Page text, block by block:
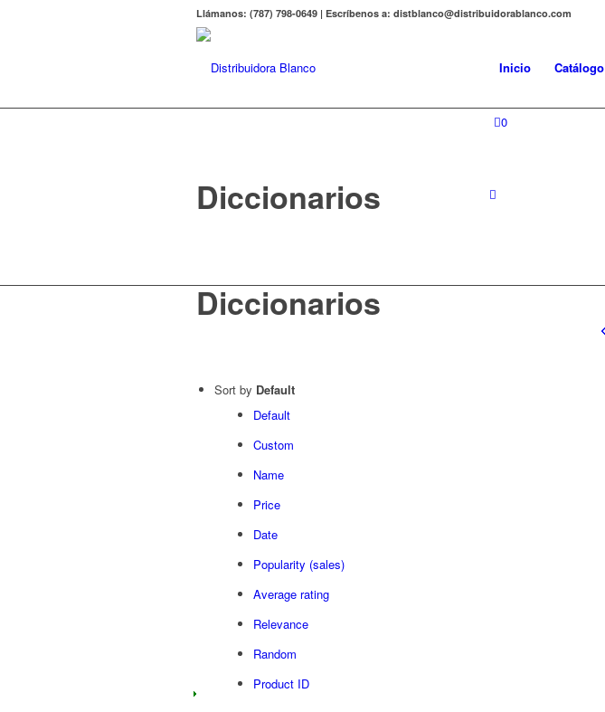
Llámanos: (787) 798-0649 | Escríbenos a: distblanco@distribuidorablanco.com
Inicio Catálogo
0
Diccionarios
Diccionarios
Sort by Default
Default
Custom
Name
Price
Date
Popularity (sales)
Average rating
Relevance
Random
Product ID